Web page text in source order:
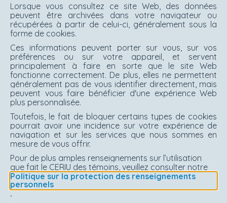
Lorsque vous consultez ce site Web, des données
peuvent être archivées dans votre navigateur ou
récupérées à partir de celui-ci, généralement sous la
forme de cookies.
Ces informations peuvent porter sur vous, sur vos
préférences ou sur votre appareil, et servent
principalement à faire en sorte que le site Web
fonctionne correctement. De plus, elles ne permettent
généralement pas de vous identifier directement, mais
peuvent vous faire bénéficier d'une expérience Web
plus personnalisée.
Toutefois, le fait de bloquer certains types de cookies
pourrait avoir une incidence sur votre expérience de
navigation et sur les services que nous sommes en
mesure de vous offrir.
Pour de plus amples renseignements sur l’utilisation
que fait le CERIU des témoins, veuillez consulter notre
Politique sur la protection des renseignements
personnels
.